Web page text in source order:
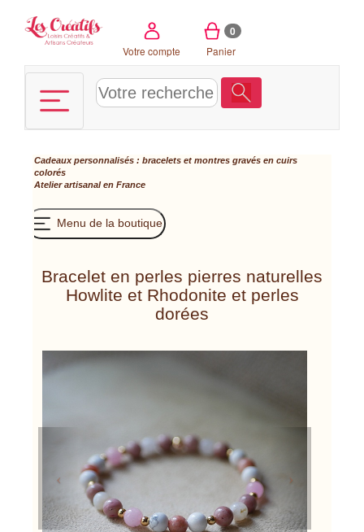
Votre compte
0
Panier
Cadeaux personnalisés : bracelets et montres gravés en cuirs
colorés
Atelier artisanal en France
Menu de la boutique
Bracelet en perles pierres naturelles
Howlite et Rhodonite et perles
dorées